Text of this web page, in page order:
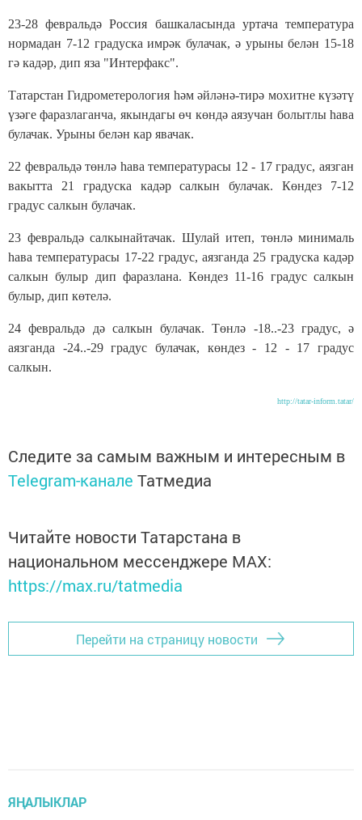
23-28 февральдә Россия башкаласында уртача температура
нормадан 7-12 градуска имрәк булачак, ә урыны белән 15-18
гә кадәр, дип яза "Интерфакс".
Татарстан Гидрометерология һәм әйләнә-тирә мохитне күзәтү
үзәге фаразлаганча, якындагы өч көндә аязучан болытлы һава
булачак. Урыны белән кар явачак.
22 февральдә төнлә һава температурасы 12 - 17 градус, аязган
вакытта 21 градуска кадәр салкын булачак. Көндез 7-12
градус салкын булачак.
23 февральдә салкынайтачак. Шулай итеп, төнлә минималь
һава температурасы 17-22 градус, аязганда 25 градуска кадәр
салкын булыр дип фаразлана. Көндез 11-16 градус салкын
булыр, дип көтелә.
24 февральдә дә салкын булачак. Төнлә -18..-23 градус, ә
аязганда -24..-29 градус булачак, көндез - 12 - 17 градус
салкын.
http://tatar-inform.tatar/
Следите за самым важным и интересным в
Telegram-канале Татмедиа
Читайте новости Татарстана в
национальном мессенджере MАХ:
https://max.ru/tatmedia
Перейти на страницу новости
ЯҢАЛЫКЛАР